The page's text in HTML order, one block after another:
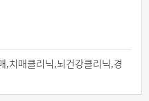
,치매클리닉,뇌건강클리닉,경